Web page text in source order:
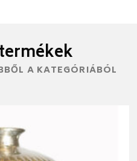
A KATEGÓRIÁBÓL